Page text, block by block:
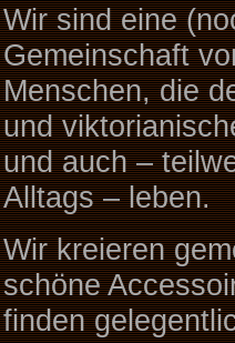
Wir sind eine
Gemeinschaft
Menschen, die
und
und auch –
Alltags – leben.
Wir kreieren
schöne
finden